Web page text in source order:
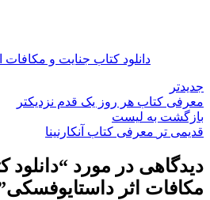
دانلود کتاب جنایت و مکافات
جدیدتر
معرفی کتاب هر روز یک قدم نزدیکتر
بازگشت به لیست
قدیمی تر معرفی کتاب آنکارنینا
دیدگاهی در مورد “دانلود
مکافات اثر داستایوفسکی